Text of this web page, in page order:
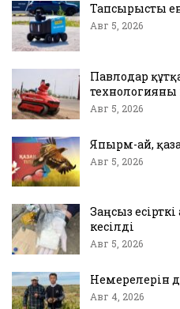
Тапсырысты
Авг 5, 2026
Павлодар
технологияны
Авг 5, 2026
Япырм-ай,
Авг 5, 2026
Заңсыз
кесілді
Авг 5, 2026
Немерелерін
Авг 4, 2026